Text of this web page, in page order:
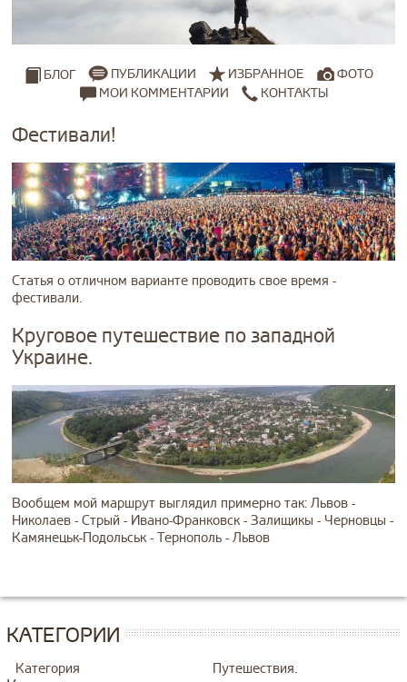
БЛОГ ПУБЛИКАЦИИ ИЗБРАННОЕ
ФОТО
МОИ КОММЕНТАРИИ
КОНТАКТЫ
Фестивали!
Статья о отличном варианте проводить свое время -
фестивали.
Круговое путешествие по западной
Украине.
Вообщем мой маршрут выглядил примерно так: Львов -
Николаев - Стрый - Ивано-Франковск - Залищикы - Черновцы -
Камянецьк-Подольськ - Тернополь - Львов
КАТЕГОРИИ
Категория Путешествия.